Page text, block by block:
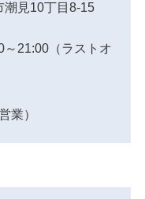
潮見10丁目8-15
21:00（ラストオ
業）